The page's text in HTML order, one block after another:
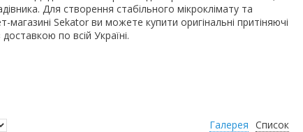
Для створення стабільного мікроклімату та
магазині Sekator ви можете купити оригінальні притіняючі
по всій Україні.
Галерея Список